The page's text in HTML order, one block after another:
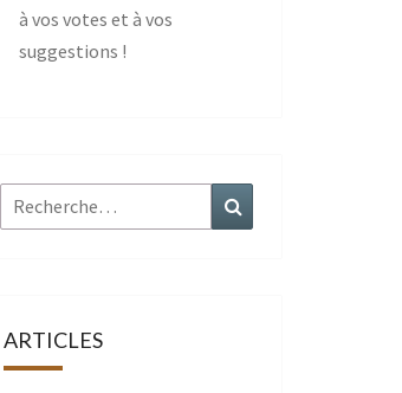
à vos votes et à vos
suggestions !
Rechercher :
ARTICLES